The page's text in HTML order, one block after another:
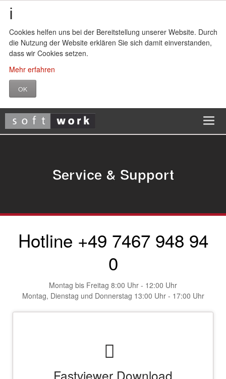
Cookies helfen uns bei der Bereitstellung unserer Website. Durch
die Nutzung der Website erklären Sie sich damit einverstanden,
dass wir Cookies setzen.
Mehr erfahren
OK
Service & Support
Hotline +49 7467 948 94
0
Montag bis Freitag 8:00 Uhr - 12:00 Uhr
Montag, Dienstag und Donnerstag 13:00 Uhr - 17:00 Uhr
Bitte hier FV.exe (FastViewer) herunterladen und anschließend
DOWNLOAD